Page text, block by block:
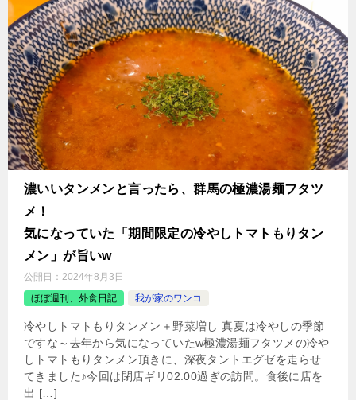
濃いいタンメンと言ったら、群馬の極濃湯麺フタツ
メ！
気になっていた「期間限定の冷やしトマトもりタン
メン」が旨いw
公開日： 2024年8月3日
ほぼ週刊、外食日記
我が家のワンコ
冷やしトマトもりタンメン＋野菜増し 真夏は冷やしの季節
ですな～去年から気になっていたw極濃湯麺フタツメの冷や
しトマトもりタンメン頂きに、深夜タントエグゼを走らせ
てきました♪今回は閉店ギリ02:00過ぎの訪問。食後に店を
出 […]